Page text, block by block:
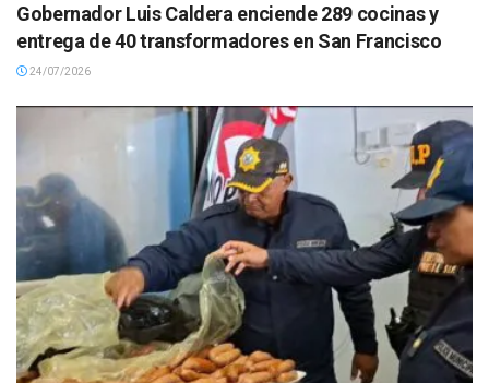
Gobernador Luis Caldera enciende 289 cocinas y
entrega de 40 transformadores en San Francisco
24/07/2026